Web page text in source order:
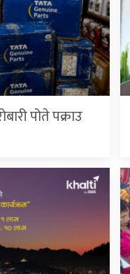
पोते प‌क्राउ